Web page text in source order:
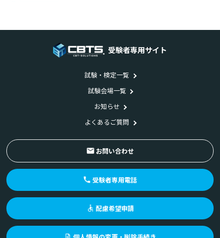
受験者専用サイト
試験・検定一覧
試験会場一覧
お知らせ
よくあるご質問
お問い合わせ
受験者専用電話
配慮希望申請